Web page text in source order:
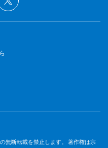
無断転載を禁止します。 著作権は宗